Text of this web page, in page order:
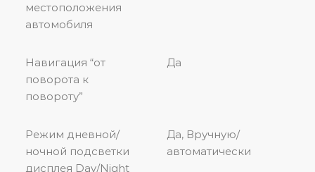
местоположения
автомобиля
Навигация “от
поворота к
повороту”
Да
Режим дневной/
ночной подсветки
дисплея Day/Night
Да, Вручную/
автоматически